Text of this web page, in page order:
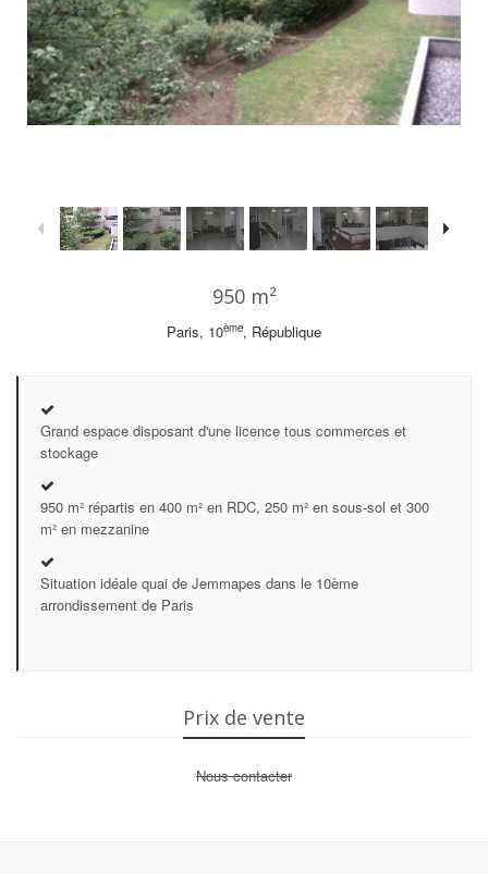
950 m²
Paris, 10ème, République
Grand espace disposant d'une licence tous commerces et
stockage
950 m² répartis en 400 m² en RDC, 250 m² en sous-sol et 300
m² en mezzanine
Situation idéale quai de Jemmapes dans le 10ème
arrondissement de Paris
Prix de vente
Nous contacter